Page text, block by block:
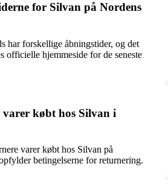
for Silvan på Nordens
har forskellige åbningstider, og det
officielle hjemmeside for de seneste
købt hos Silvan i
varer købt hos Silvan på
betingelserne for returnering.